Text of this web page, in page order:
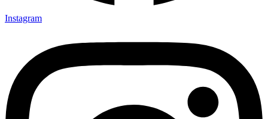
Instagram